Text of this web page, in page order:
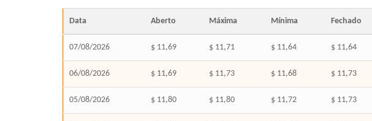
Data Aberto Máxima Mínima Fechado
07/08/2026 $ 11,69 $ 11,71 $ 11,64 $ 11,64
06/08/2026 $ 11,69 $ 11,73 $ 11,68 $ 11,73
05/08/2026 $ 11,80 $ 11,80 $ 11,72 $ 11,73